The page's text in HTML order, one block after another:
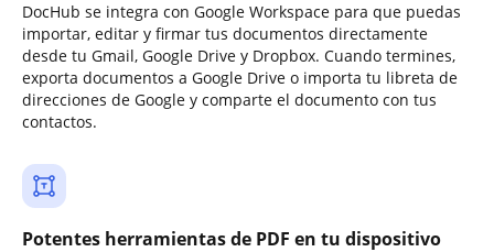
DocHub se integra con Google Workspace para que puedas
importar, editar y firmar tus documentos directamente
desde tu Gmail, Google Drive y Dropbox. Cuando termines,
exporta documentos a Google Drive o importa tu libreta de
direcciones de Google y comparte el documento con tus
contactos.
Potentes herramientas de PDF en tu dispositivo